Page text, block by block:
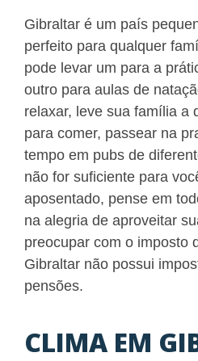
Gibraltar é um país
perfeito para qualquer
pode levar um para a
outro para aulas de
relaxar, leve sua família a
para comer, passear na
tempo em pubs de
não for suficiente para
aposentado, pense em
na alegria de aproveitar
preocupar com o imposto
Gibraltar não possui
pensões.
CLIMA EM